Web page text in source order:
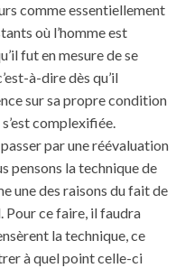
comme essentiellement
où l’homme est
fut en mesure de se
à-dire dès qu’il
sur sa propre condition
complexifiée.
par une réévaluation
pensons la technique de
une des raisons du fait de
Pour ce faire, il faudra
la technique, ce
à quel point celle-ci